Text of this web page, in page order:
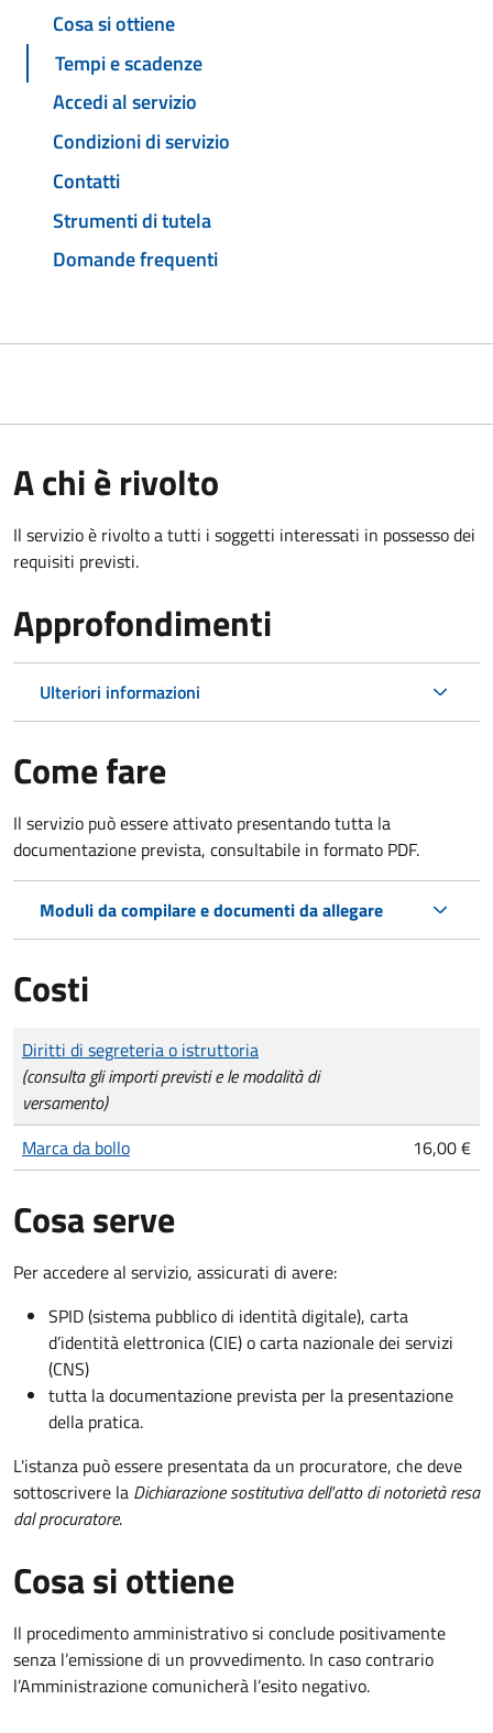
Cosa si ottiene
Tempi e scadenze
Accedi al servizio
Condizioni di servizio
Contatti
Strumenti di tutela
Domande frequenti
A chi è rivolto
Il servizio è rivolto a tutti i soggetti interessati in possesso dei
requisiti previsti.
Approfondimenti
Ulteriori informazioni
Come fare
Il servizio può essere attivato presentando tutta la
documentazione prevista, consultabile in formato PDF.
Moduli da compilare e documenti da allegare
Costi
Tipo di pagamento
Importo
Diritti di segreteria o istruttoria
(consulta gli importi previsti e le modalità di
versamento)
Marca da bollo
16,00 €
Cosa serve
Per accedere al servizio, assicurati di avere:
SPID (sistema pubblico di identità digitale), carta
d’identità elettronica (CIE) o carta nazionale dei servizi
(CNS)
tutta la documentazione prevista per la presentazione
della pratica.
L'istanza può essere presentata da un procuratore, che deve
sottoscrivere la Dichiarazione sostitutiva dell'atto di notorietà resa
dal procuratore.
Cosa si ottiene
Il procedimento amministrativo si conclude positivamente
senza l’emissione di un provvedimento. In caso contrario
l’Amministrazione comunicherà l’esito negativo.